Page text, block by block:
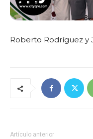
Roberto Rodríguez y
Artículo anterior